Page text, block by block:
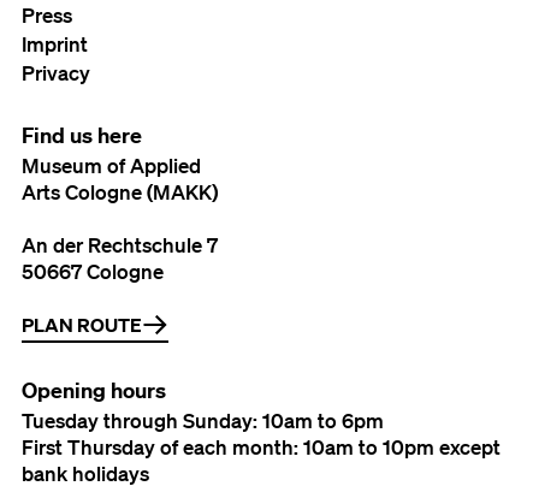
Press
Imprint
Privacy
Find us here
Museum of Applied
Arts Cologne (MAKK)
An der Rechtschule 7
50667 Cologne
PLAN ROUTE
Opening hours
Tuesday through Sunday: 10am to 6pm
First Thursday of each month: 10am to 10pm except
bank holidays